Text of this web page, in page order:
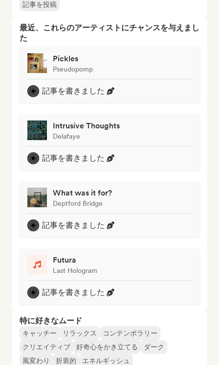
記事を投稿
最近、これらのアーティストにチャンスを与えまし
た
Pickles
Pseudopomp
記事を書きました
Intrusive Thoughts
Delafaye
記事を書きました
What was it for?
Deptford Bridge
記事を書きました
Futura
Last Hologram
記事を書きました
特に好きなムード
キャッチー リラックス
コンテンポラリー
クリエイティブ
好奇心をかき立てる
ダーク
風変わり
折衷的
エネルギッシュ